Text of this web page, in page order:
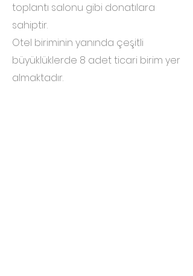
toplantı salonu gibi donatılara
sahiptir.
Otel biriminin yanında çeşitli
büyüklüklerde 8 adet ticari birim yer
almaktadır.